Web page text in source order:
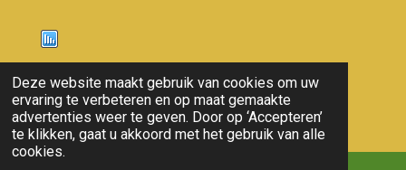
Deze website maakt gebruik van cookies om uw
ervaring te verbeteren en op maat gemaakte
advertenties weer te geven. Door op ‘Accepteren’
te klikken, gaat u akkoord met het gebruik van alle
cookies.
Nieuws
© 2011 - 2026 overloon nieuws